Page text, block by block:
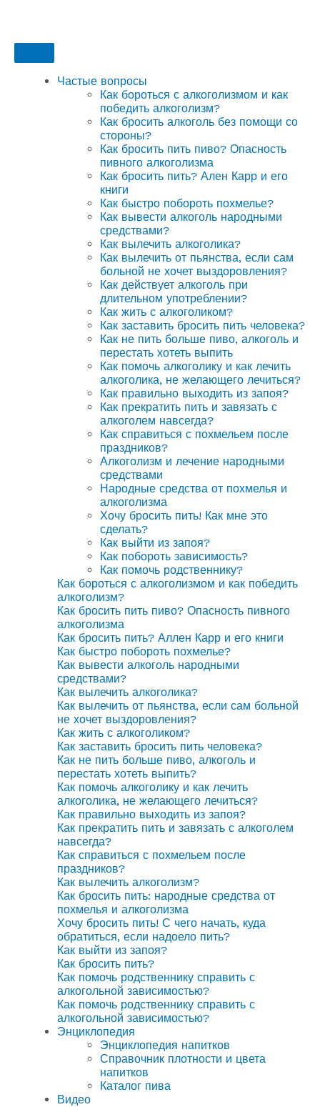
Частые вопросы
Как бороться с алкоголизмом и как
победить алкоголизм?
Как бросить алкоголь без помощи со
стороны?
Как бросить пить пиво? Опасность
пивного алкоголизма
Как бросить пить? Ален Карр и его
книги
Как быстро побороть похмелье?
Как вывести алкоголь народными
средствами?
Как вылечить алкоголика?
Как вылечить от пьянства, если сам
больной не хочет выздоровления?
Как действует алкоголь при
длительном употреблении?
Как жить с алкоголиком?
Как заставить бросить пить человека?
Как не пить больше пиво, алкоголь и
перестать хотеть выпить
Как помочь алкоголику и как лечить
алкоголика, не желающего лечиться?
Как правильно выходить из запоя?
Как прекратить пить и завязать с
алкоголем навсегда?
Как справиться с похмельем после
праздников?
Алкоголизм и лечение народными
средствами
Народные средства от похмелья и
алкоголизма
Хочу бросить пить! Как мне это
сделать?
Как выйти из запоя?
Как побороть зависимость?
Как помочь родственнику?
Как бороться с алкоголизмом и как победить
алкоголизм?
Как бросить пить пиво? Опасность пивного
алкоголизма
Как бросить пить? Аллен Карр и его книги
Как быстро побороть похмелье?
Как вывести алкоголь народными
средствами?
Как вылечить алкоголика?
Как вылечить от пьянства, если сам больной
не хочет выздоровления?
Как жить с алкоголиком?
Как заставить бросить пить человека?
Как не пить больше пиво, алкоголь и
перестать хотеть выпить?
Как помочь алкоголику и как лечить
алкоголика, не желающего лечиться?
Как правильно выходить из запоя?
Как прекратить пить и завязать с алкоголем
навсегда?
Как справиться с похмельем после
праздников?
Как вылечить алкоголизм?
Как бросить пить: народные средства от
похмелья и алкоголизма
Хочу бросить пить! С чего начать, куда
обратиться, если надоело пить?
Как выйти из запоя?
Как бросить пить?
Как помочь родственнику справить с
алкогольной зависимостью?
Как помочь родственнику справить с
алкогольной зависимостью?
Энциклопедия
Энциклопедия напитков
Справочник плотности и цвета
напитков
Каталог пива
Видео